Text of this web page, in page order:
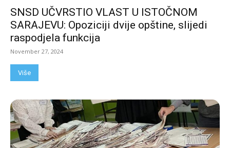
SNSD UČVRSTIO VLAST U ISTOČNOM
SARAJEVU: Opoziciji dvije opštine, slijedi
raspodjela funkcija
November 27, 2024
Više